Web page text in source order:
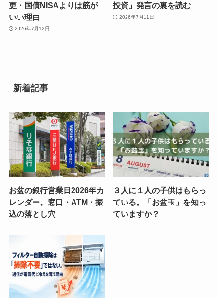
更・国債NISAよりは筋が
いい理由
2026年7月12日
投資」発言の裏を読む
2026年7月11日
新着記事
お盆の銀行営業日2026年カ
レンダー。窓口・ATM・振
込の落とし穴
３人に１人の子供はもらっ
ている。「お盆玉」を知っ
ていますか？